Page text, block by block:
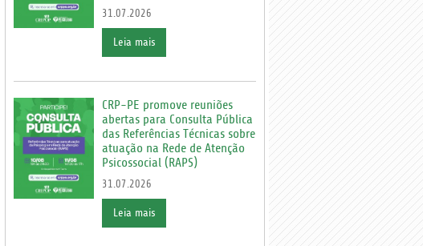
31.07.2026
Leia mais
CRP-PE promove reuniões
abertas para Consulta Pública
das Referências Técnicas sobre
atuação na Rede de Atenção
Psicossocial (RAPS)
31.07.2026
Leia mais